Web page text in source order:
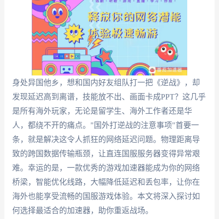
身处异国他乡，想和国内好友组队打一把《逆战》，却
发现延迟高到离谱，技能放不出、画面卡成PPT？这几乎
是所有海外玩家，无论是留学生、海外工作者还是华
人，都绕不开的痛点。"国外打逆战的注意事项"首要一
条，就是解决这令人抓狂的网络延迟问题。物理距离导
致的跨国数据传输瓶颈，让直连国服服务器变得异常艰
难。幸运的是，一款优秀的游戏加速器能成为你的网络
桥梁，智能优化线路，大幅降低延迟和丢包率，让你在
海外也能享受流畅的国服游戏体验。本文将深入探讨如
何选择最适合的加速器，助你重返战场。